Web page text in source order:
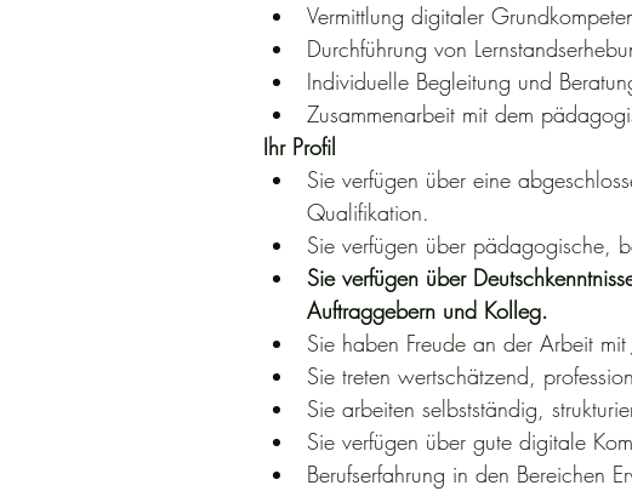
Vermittlung digitaler
Durchführung von
Individuelle Begleitung und
Zusammenarbeit mit dem
Ihr Profil
Sie verfügen über eine
Qualifikation.
Sie verfügen über pädagogische,
Sie verfügen über
Auftraggebern und Kolleg.
Sie haben Freude an der Arbeit
Sie treten wertschätzend,
Sie arbeiten selbstständig,
Sie verfügen über gute digitale
Berufserfahrung in den Bereichen